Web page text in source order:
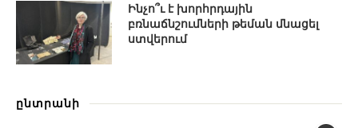
Ինչո՞ւ է խորհրդային
բռնաճնշումների թեման մնացել
ստվերում
ընտրանի